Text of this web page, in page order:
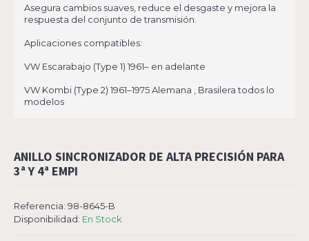
Asegura cambios suaves, reduce el desgaste y mejora la
respuesta del conjunto de transmisión.
Aplicaciones compatibles:
VW Escarabajo (Type 1) 1961– en adelante
VW Kombi (Type 2) 1961–1975 Alemana , Brasilera todos lo
modelos
ANILLO SINCRONIZADOR DE ALTA PRECISIÓN PARA
3ª Y 4ª EMPI
Referencia: 98-8645-B
Disponibilidad: En Stock